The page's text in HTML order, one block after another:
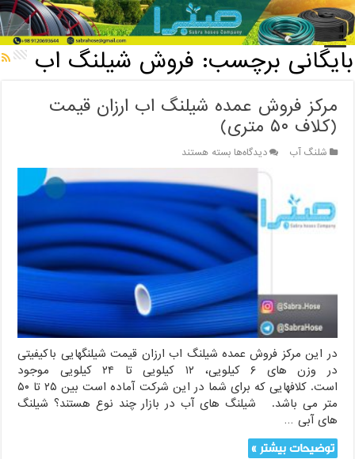
خانه / بایگانی برچسب: فروش شیلنگ اب
بایگانی برچسب: فروش شیلنگ اب
مرکز فروش عمده شیلنگ اب ارزان قیمت
(کلاف ۵۰ متری)
شلنگ آب دیدگاه‌هابرای
مرکز
فروش
عمده
شیلنگ
اب
ارزان
قیمت
(کلاف
متری)
بسته هستند
در این مرکز فروش عمده شیلنگ اب ارزان قیمت شیلنگهایی باکیفیتی
در وزن های ۶ کیلویی، ۱۲ کیلویی تا ۲۴ کیلویی موجود
است. کلافهایی که برای شما در این شرکت آماده است بین ۲۵ تا ۵۰
متر می باشد. شیلنگ های آب در بازار چند نوع هستند؟ شیلنگ
های آبی …
توضیحات بیشتر »